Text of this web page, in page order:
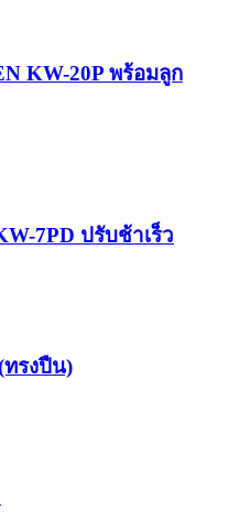
KW-20P พร้อมลูก
7PD ปรับช้าเร็ว
รงปืน)